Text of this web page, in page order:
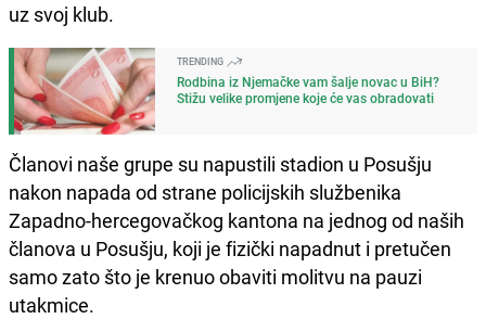
uz svoj klub.
TRENDING
Rodbina iz Njemačke vam šalje novac u BiH?
Stižu velike promjene koje će vas obradovati
Članovi naše grupe su napustili stadion u Posušju
nakon napada od strane policijskih službenika
Zapadno-hercegovačkog kantona na jednog od naših
članova u Posušju, koji je fizički napadnut i pretučen
samo zato što je krenuo obaviti molitvu na pauzi
utakmice.